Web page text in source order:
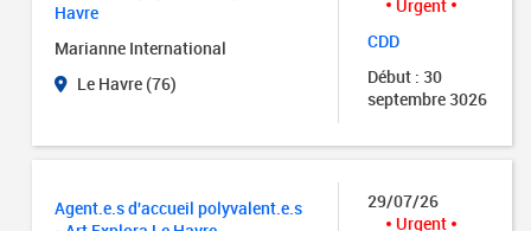
Havre
Marianne International
Le Havre (76)
Urgent
CDD
Début : 30
septembre 3026
Agent.e.s d'accueil polyvalent.e.s
29/07/26
Urgent